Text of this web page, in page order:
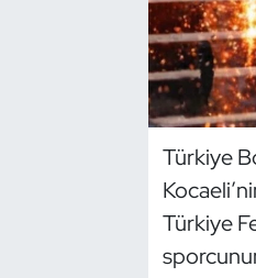
Türkiye
Türkiye
Dans Sporları
Dövüş Sanatı